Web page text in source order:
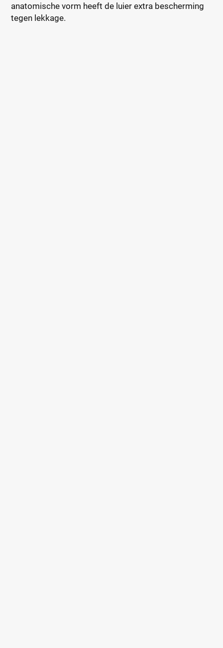
anatomische vorm heeft de luier extra bescherming
tegen lekkage.